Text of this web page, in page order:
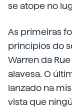
se atope no
As primeiras
principios do
Warren da
alavesa. O
lanzado na
vista que